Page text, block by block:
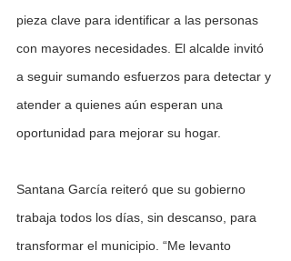
pieza clave para identificar a las personas
con mayores necesidades. El alcalde invitó
a seguir sumando esfuerzos para detectar y
atender a quienes aún esperan una
oportunidad para mejorar su hogar.
Santana García reiteró que su gobierno
trabaja todos los días, sin descanso, para
transformar el municipio. “Me levanto